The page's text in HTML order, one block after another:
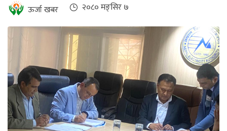
सम्पादकीय
भिडियो
छापा
खोज
ऊर्जा खबर २०८० मङ्सिर ७